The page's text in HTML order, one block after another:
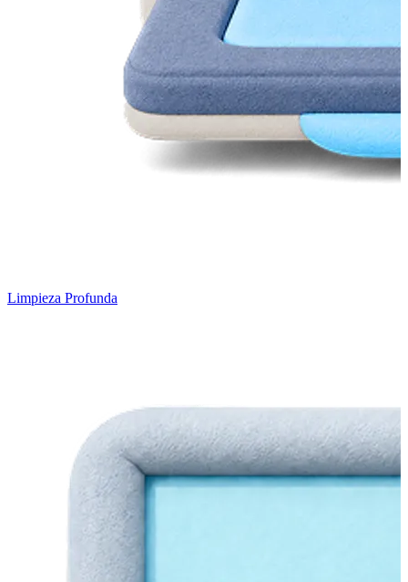
Limpieza Profunda